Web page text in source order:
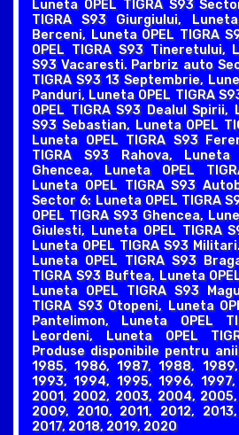
Luneta OPEL TIGRA S93
TIGRA S93 Giurgiului,
Berceni, Luneta OPEL TIGRA
OPEL TIGRA S93 Tineretului,
S93 Vacaresti. Parbriz auto
TIGRA S93 13 Septembrie,
Panduri, Luneta OPEL TIGRA
OPEL TIGRA S93 Dealul Spirii,
S93 Sebastian, Luneta OPEL
Luneta OPEL TIGRA S93
TIGRA S93 Rahova, Luneta
Ghencea, Luneta OPEL
Luneta OPEL TIGRA S93
Sector 6: Luneta OPEL TIGRA
OPEL TIGRA S93 Ghencea,
Giulesti, Luneta OPEL TIGRA
Luneta OPEL TIGRA S93
Luneta OPEL TIGRA S93
TIGRA S93 Buftea, Luneta
Luneta OPEL TIGRA S93
TIGRA S93 Otopeni, Luneta
Pantelimon, Luneta OPEL
Leordeni, Luneta OPEL
Produse disponibile pentru
1985, 1986, 1987, 1988,
1993, 1994, 1995, 1996,
2001, 2002, 2003, 2004,
2009, 2010, 2011, 2012,
2017, 2018, 2019, 2020